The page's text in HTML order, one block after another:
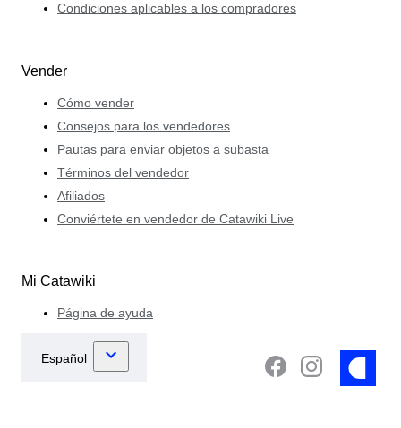
Condiciones aplicables a los compradores
Vender
Cómo vender
Consejos para los vendedores
Pautas para enviar objetos a subasta
Términos del vendedor
Afiliados
Conviértete en vendedor de Catawiki Live
Mi Catawiki
Página de ayuda